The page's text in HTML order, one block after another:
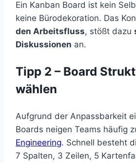
Ein Kanban Board ist kein
keine Bürodekoration. Das
den Arbeitsfluss, stößt dazu
Diskussionen an.
Tipp 2 – Board
wählen
Aufgrund der Anpassbarkeit
Boards neigen Teams häufig
Engineering. Schnell besteht
7 Spalten, 3 Zeilen, 5